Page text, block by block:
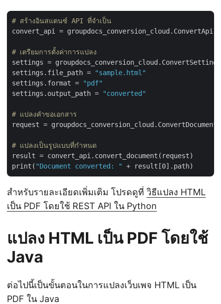
# สร้างอินสแตนซ์ API ที่จำเป็น
convert_api =
# เตรียมการตั้งค่าการแปลง
settings =
settings.file_path =
"sample.html"
settings.format =
"pdf"
settings.output_path =
"converted"
# แปลงคำขอเอกสาร
request =
# แปลงเป็นรูปแบบที่กำหนด
result = convert_api.convert_document(request)
print( "Document converted: "
สำหรับรายละเอียดเพิ่มเติม โปรดดูที่ วิธีแปลง HTML
เป็น PDF โดยใช้ REST API ใน Python
แปลง HTML เป็น PDF โดยใช้
Java
ต่อไปนี้เป็นขั้นตอนในการแปลงเว็บเพจ HTML เป็น
PDF ใน Java